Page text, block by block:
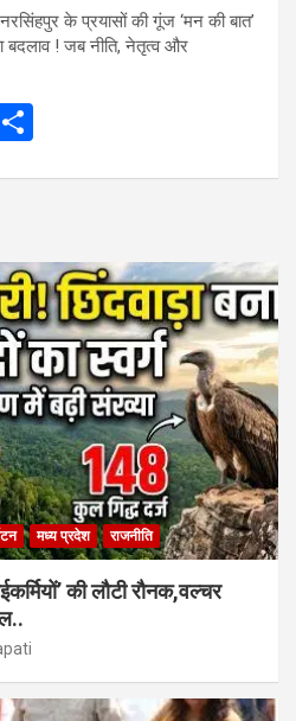
के प्रयासों की गूंज ‘मन की बात’
बदलाव ! जब नीति, नेतृत्व और
E
मध्य प्रदेश राजनीति
की लौटी रौनक,वल्चर